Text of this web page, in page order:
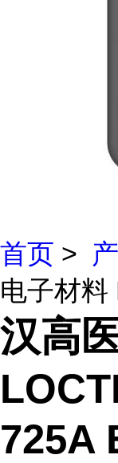
首页 >
电子材料
汉高
725A